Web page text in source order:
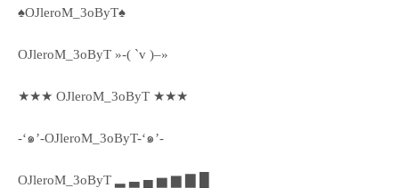
♠OJleroM_3oByT♠
OJleroM_3oByT »-( `v )–»
★★★ OJleroM_3oByT ★★★
-‘๑’-OJleroM_3oByT-‘๑’-
OJleroM_3oByT ▂ ▃ ▄ ▅ ▆ ▇ █